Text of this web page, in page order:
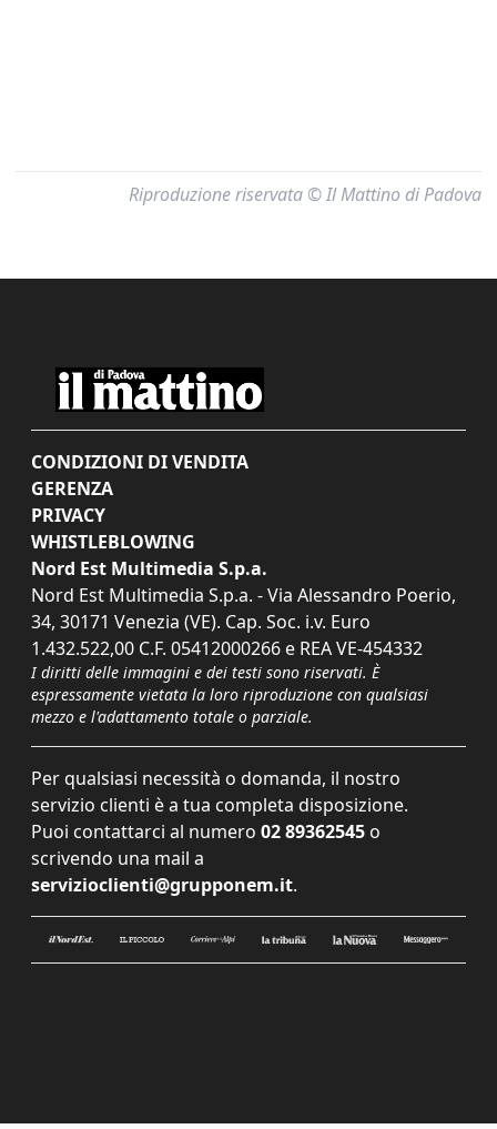
Riproduzione riservata © Il Mattino di Padova
CONDIZIONI DI VENDITA
GERENZA
PRIVACY
WHISTLEBLOWING
Nord Est Multimedia S.p.a.
Nord Est Multimedia S.p.a. - Via Alessandro Poerio,
34, 30171 Venezia (VE). Cap. Soc. i.v. Euro
1.432.522,00 C.F. 05412000266 e REA VE-454332
I diritti delle immagini e dei testi sono riservati. È
espressamente vietata la loro riproduzione con qualsiasi
mezzo e l'adattamento totale o parziale.
Per qualsiasi necessità o domanda, il nostro
servizio clienti è a tua completa disposizione.
Puoi contattarci al numero 02 89362545 o
scrivendo una mail a
servizioclienti@grupponem.it.